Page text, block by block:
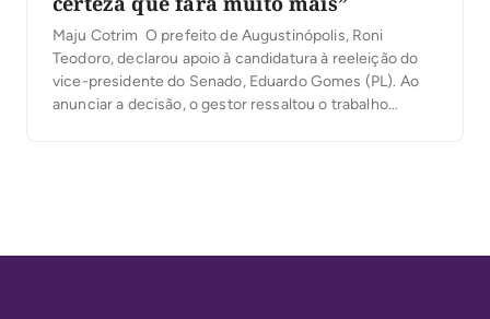
Maju Cotrim O prefeito de Augustinópolis, Roni
Teodoro, declarou apoio à candidatura à reeleição do
vice-presidente do Senado, Eduardo Gomes (PL). Ao
anunciar a decisão, o gestor ressaltou o trabalho